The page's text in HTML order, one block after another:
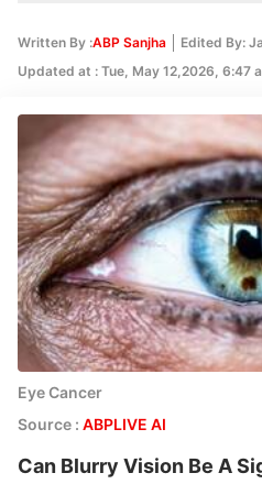
Written By :ABP Sanjha
Edited By:
Updated at : Tue, May 12,2026, 6:47
Eye Cancer
Source : ABPLIVE AI
Can Blurry Vision Be A